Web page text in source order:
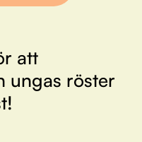
att
ungas röster